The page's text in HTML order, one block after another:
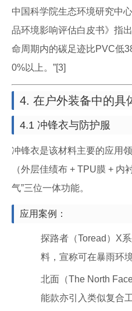
中国科学院生态环境研究中
品环境影响评估白皮书》指
命周期内的碳足迹比PVC低
0%以上。”[3]
4. 在户外装备中的具
4.1 冲锋衣与防护服
冲锋衣是该材料主要的应用
（外层佳绩布 + TPU膜 + 内
气”三位一体功能。
应用案例：
探路者（Toread）X
料，宣称可在暴雨环
北面（The North
能款亦引入类似复合